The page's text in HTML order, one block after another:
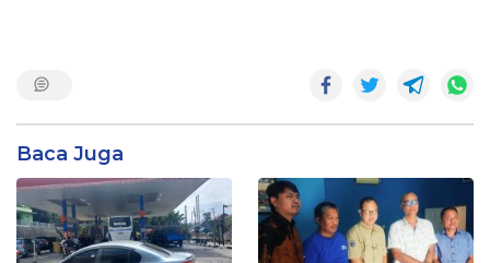
Baca Juga